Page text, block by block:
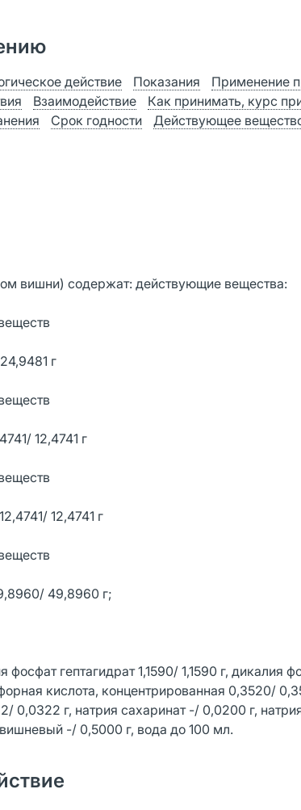
действие Показания
Применение
Взаимодействие Как принимать, курс
Срок годности Действующее
вишни) содержат: действующие вещества:
г
12,4741 г
12,4741 г
49,8960 г;
гептагидрат 1,1590/ 1,1590 г, дикалия
кислота, концентрированная 0,3520/
0,0322 г, натрия сахаринат -/ 0,0200 г,
-/ 0,5000 г, вода до 100 мл.